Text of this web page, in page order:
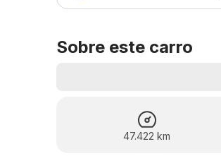
Sobre este carro
47.422 km